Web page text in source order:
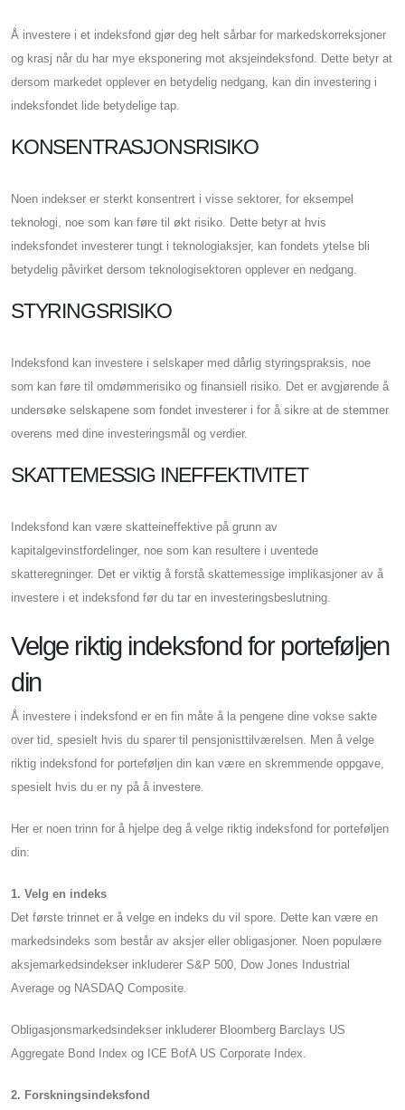
Å investere i et indeksfond gjør deg helt sårbar for markedskorreksjoner
og krasj når du har mye eksponering mot aksjeindeksfond. Dette betyr at
dersom markedet opplever en betydelig nedgang, kan din investering i
indeksfondet lide betydelige tap.
KONSENTRASJONSRISIKO
Noen indekser er sterkt konsentrert i visse sektorer, for eksempel
teknologi, noe som kan føre til økt risiko. Dette betyr at hvis
indeksfondet investerer tungt i teknologiaksjer, kan fondets ytelse bli
betydelig påvirket dersom teknologisektoren opplever en nedgang.
STYRINGSRISIKO
Indeksfond kan investere i selskaper med dårlig styringspraksis, noe
som kan føre til omdømmerisiko og finansiell risiko. Det er avgjørende å
undersøke selskapene som fondet investerer i for å sikre at de stemmer
overens med dine investeringsmål og verdier.
SKATTEMESSIG INEFFEKTIVITET
Indeksfond kan være skatteineffektive på grunn av
kapitalgevinstfordelinger, noe som kan resultere i uventede
skatteregninger. Det er viktig å forstå skattemessige implikasjoner av å
investere i et indeksfond før du tar en investeringsbeslutning.
Velge riktig indeksfond for porteføljen
din
Å investere i indeksfond er en fin måte å la pengene dine vokse sakte
over tid, spesielt hvis du sparer til pensjonisttilværelsen. Men å velge
riktig indeksfond for porteføljen din kan være en skremmende oppgave,
spesielt hvis du er ny på å investere.
Her er noen trinn for å hjelpe deg å velge riktig indeksfond for porteføljen
din:
1. Velg en indeks
Det første trinnet er å velge en indeks du vil spore. Dette kan være en
markedsindeks som består av aksjer eller obligasjoner. Noen populære
aksjemarkedsindekser inkluderer S&P 500, Dow Jones Industrial
Average og NASDAQ Composite.
Obligasjonsmarkedsindekser inkluderer Bloomberg Barclays US
Aggregate Bond Index og ICE BofA US Corporate Index.
2. Forskningsindeksfond